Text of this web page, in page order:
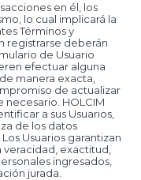
en él, los
lo cual implicará la
Términos y
registrarse deberán
de Usuario
efectuar alguna
manera exacta,
de actualizar
HOLCIM
a sus Usuarios,
de los datos
Usuarios garantizan
exactitud,
ingresados,
jurada.